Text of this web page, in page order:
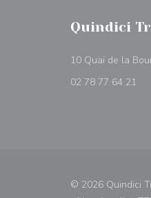
Quindici
10 Quai de la
02 78 77 64 21
© 2026 Quindici